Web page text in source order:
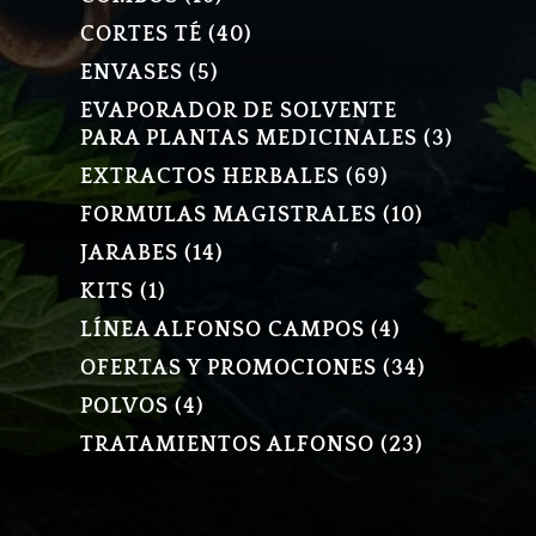
PRODUCTOS
CORTES TÉ 4040
ENVASES 55
PRODUCTOS
EVAPORADOR DE SOLVENTE
PARA PLANTAS MEDICINALES
33
EXTRACTOS HERBALES 6969
PRODUCTOS
FORMULAS MAGISTRALES 1010
JARABES 1414
KITS 11
PRODUCTO
LÍNEA ALFONSO CAMPOS 44
PRODUCTOS
OFERTAS Y PROMOCIONES 3434
POLVOS 44
PRODUCTOS
TRATAMIENTOS ALFONSO 2323